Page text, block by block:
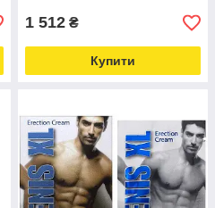
1 512 ₴
Купити